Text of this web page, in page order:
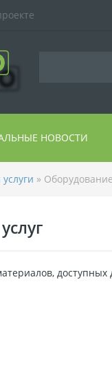
НОВОСТИ
»
доступных